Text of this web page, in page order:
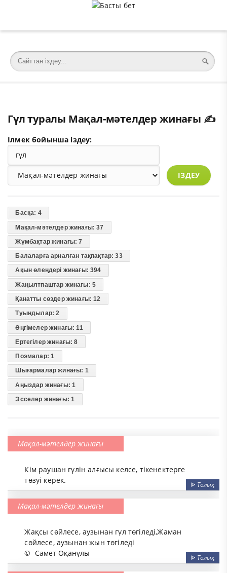
Гүл туралы Мақал-мәтелдер жинағы ✍️
Ілмек бойынша іздеу:
ІЗДЕУ
Басқа: 4
Мақал-мәтелдер жинағы: 37
Жұмбақтар жинағы: 7
Балаларға арналған тақпақтар: 33
Ақын өлеңдері жинағы: 394
Жаңылтпаштар жинағы: 5
Қанатты сөздер жинағы: 12
Туындылар: 2
Әңгімелер жинағы: 11
Ертегілер жинағы: 8
Поэмалар: 1
Шығармалар жинағы: 1
Аңыздар жинағы: 1
Эсселер жинағы: 1
Мақал-мәтелдер жинағы
Кім раушан гүлін алғысы келсе, тікенектерге
төзуі керек.
ᐈ Толық
Мақал-мәтелдер жинағы
Жақсы сөйлесе, аузынан гүл төгіледі,Жаман
сөйлесе, аузынан жын төгіледі
© Самет Оқанұлы ᐈ Толық